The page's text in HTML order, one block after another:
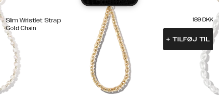
Slim Wristlet Strap
Gold Chain
189 DKK
+ TILFØJ TIL